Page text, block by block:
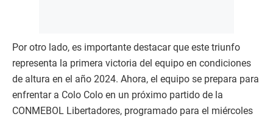
Por otro lado, es importante destacar que este triunfo
representa la primera victoria del equipo en condiciones
de altura en el año 2024. Ahora, el equipo se prepara para
enfrentar a Colo Colo en un próximo partido de la
CONMEBOL Libertadores, programado para el miércoles